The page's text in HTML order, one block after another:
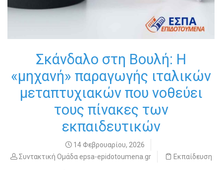
Σκάνδαλο στη Βουλή: Η
«μηχανή» παραγωγής ιταλικών
μεταπτυχιακών που νοθεύει
τους πίνακες των
εκπαιδευτικών
14 Φεβρουαρίου, 2026
Συντακτική Ομάδα epsa-epidotoumena.gr
Εκπαίδευση